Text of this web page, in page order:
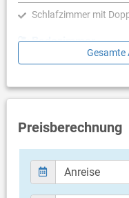
Schlafzimmer mit
Badezimmer
Balkon & Terrasse
Weitere
Grillen nicht erlaubt
Privater Parkplatz auf
Haustier erlaubt
Gesamte
Preisberechnung